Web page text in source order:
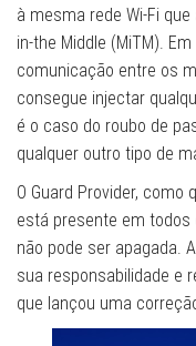
à mesma rede Wi-Fi
in-the Middle (MiTM).
comunicação entre os
consegue injectar
é o caso do roubo de
qualquer outro tipo de
O Guard Provider, como
está presente em todos
não pode ser apagada.
sua responsabilidade e
que lançou uma